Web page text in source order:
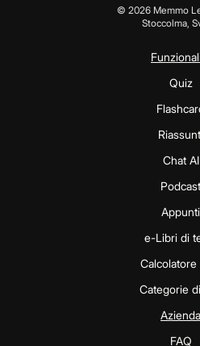
© 2026Memmo
Stoccolma,
Quiz
Chat AI
Podcast
Appunti
e-Libri di
Calcolatore
Categorie
Azienda
FAQ